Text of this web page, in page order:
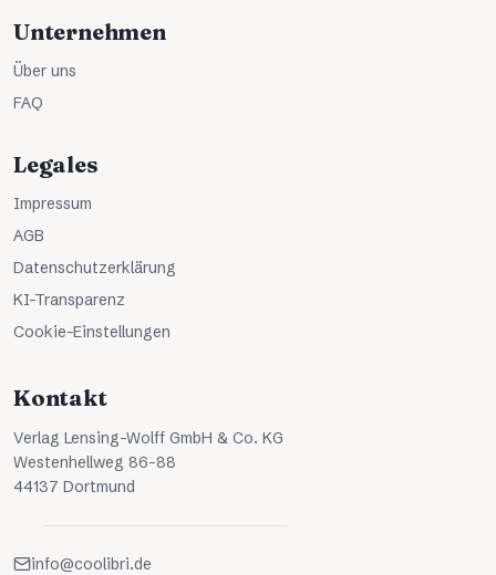
Unternehmen
Über uns
FAQ
Legales
Impressum
AGB
Datenschutzerklärung
KI-Transparenz
Cookie-Einstellungen
Kontakt
Verlag Lensing-Wolff GmbH & Co. KG
Westenhellweg 86-88
44137 Dortmund
info@coolibri.de